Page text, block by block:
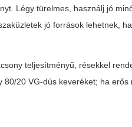
Légy türelmes, használj jó
jó források lehetnek,
teljesítményű, résekkel
20 VG-dús keveréket; ha erős